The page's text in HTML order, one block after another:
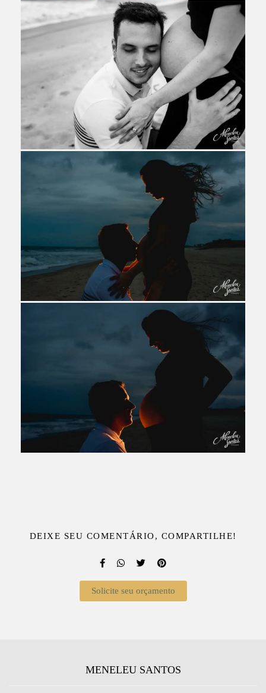
DEIXE SEU COMENTÁRIO, COMPARTILHE!
Solicite seu orçamento
MENELEU SANTOS